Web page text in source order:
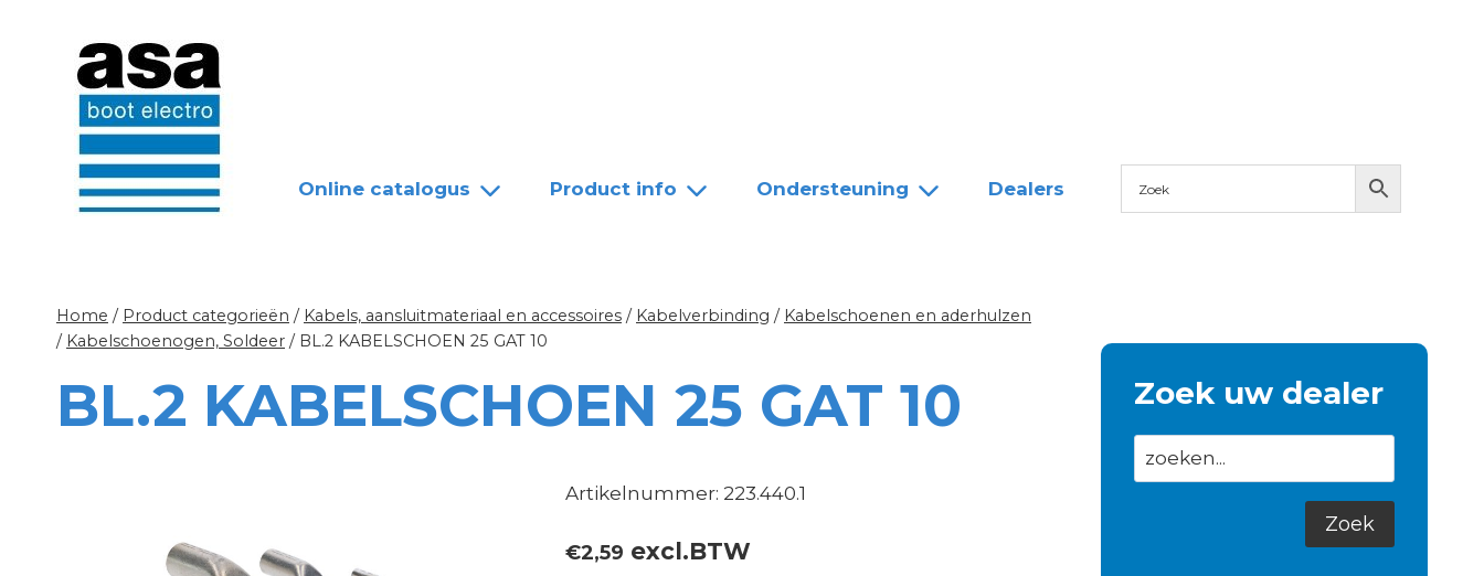
Online catalogus Product info Ondersteuning Dealers
Home / Product categorieën / Kabels, aansluitmateriaal en accessoires / Kabelverbinding / Kabelschoenen en aderhulzen
/ Kabelschoenogen, Soldeer / BL.2 KABELSCHOEN 25 GAT 10
BL.2 KABELSCHOEN 25 GAT 10
Artikelnummer: 223.440.1
€2,59 excl.BTW
Zoek uw dealer